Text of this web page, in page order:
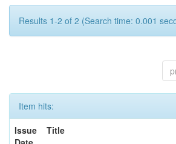
Results 1-2 of 2 (Search time: 0.001
Item hits:
Issue
Title